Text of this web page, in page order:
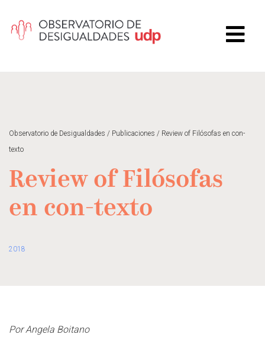
Observatorio de Desigualdades / Publicaciones / Review of Filósofas en con-
texto
Review of Filósofas
en con-texto
2018
Por Angela Boitano